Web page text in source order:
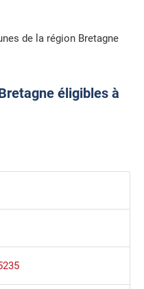
de la région Bretagne
éligibles à